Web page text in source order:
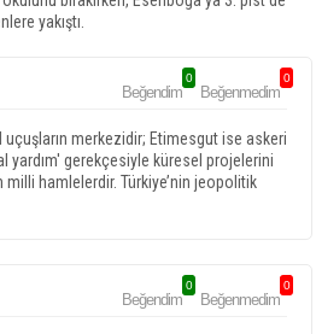
yakıştı.
Beğendim
0
Beğenmedim
0
merkezidir; Etimesgut ise askeri
yardım' gerekçesiyle küresel projelerini
hamlelerdir. Türkiye’nin jeopolitik
Beğendim
0
Beğenmedim
0